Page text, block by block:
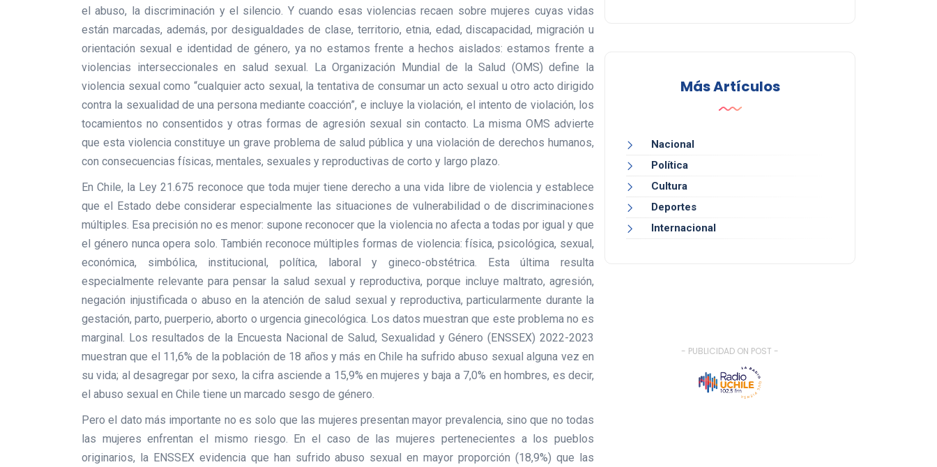
el abuso, la discriminación y el silencio. Y cuando esas violencias recaen sobre mujeres cuyas vidas
están marcadas, además, por desigualdades de clase, territorio, etnia, edad, discapacidad, migración u
orientación sexual e identidad de género, ya no estamos frente a hechos aislados: estamos frente a
violencias interseccionales en salud sexual. La Organización Mundial de la Salud (OMS) define la
violencia sexual como “cualquier acto sexual, la tentativa de consumar un acto sexual u otro acto dirigido
contra la sexualidad de una persona mediante coacción”, e incluye la violación, el intento de violación, los
tocamientos no consentidos y otras formas de agresión sexual sin contacto. La misma OMS advierte
que esta violencia constituye un grave problema de salud pública y una violación de derechos humanos,
con consecuencias físicas, mentales, sexuales y reproductivas de corto y largo plazo.
En Chile, la Ley 21.675 reconoce que toda mujer tiene derecho a una vida libre de violencia y establece
que el Estado debe considerar especialmente las situaciones de vulnerabilidad o de discriminaciones
múltiples. Esa precisión no es menor: supone reconocer que la violencia no afecta a todas por igual y que
el género nunca opera solo. También reconoce múltiples formas de violencia: física, psicológica, sexual,
económica, simbólica, institucional, política, laboral y gineco-obstétrica. Esta última resulta
especialmente relevante para pensar la salud sexual y reproductiva, porque incluye maltrato, agresión,
negación injustificada o abuso en la atención de salud sexual y reproductiva, particularmente durante la
gestación, parto, puerperio, aborto o urgencia ginecológica. Los datos muestran que este problema no es
marginal. Los resultados de la Encuesta Nacional de Salud, Sexualidad y Género (ENSSEX) 2022-2023
muestran que el 11,6% de la población de 18 años y más en Chile ha sufrido abuso sexual alguna vez en
su vida; al desagregar por sexo, la cifra asciende a 15,9% en mujeres y baja a 7,0% en hombres, es decir,
el abuso sexual en Chile tiene un marcado sesgo de género.
Pero el dato más importante no es solo que las mujeres presentan mayor prevalencia, sino que no todas
las mujeres enfrentan el mismo riesgo. En el caso de las mujeres pertenecientes a los pueblos
originarios, la ENSSEX evidencia que han sufrido abuso sexual en mayor proporción (18,9%) que las
Más Artículos
Nacional
Política
Cultura
Deportes
Internacional
- PUBLICIDAD ON POST -